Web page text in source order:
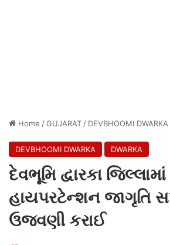
Home /GUJARAT / DEVBHOOMI DWARKA
DEVBHOOMI DWARKA DWARKA
દેવભૂમિ દ્વારકા જિલ્લામાં
હાયપરટેન્શન જાગૃતિ
ઉજવણી કરાઈ